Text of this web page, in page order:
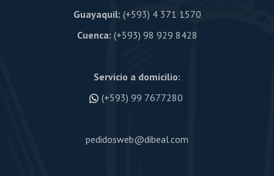
Guayaquil: (+593) 4 371 1570
Cuenca: (+593) 98 929 8428
Servicio a domicilio:
(+593) 99 7677280
pedidosweb@dibeal.com